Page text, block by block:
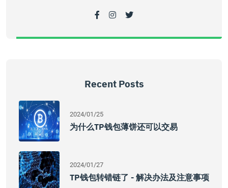
Recent Posts
2024/01/25
为什么TP钱包薄饼还可以交易
2024/01/27
TP钱包转错链了 - 解决办法及注意事项